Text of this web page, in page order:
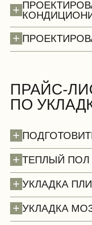
+
+
ПРАЙС-
ПО
+
+ ТЕПЛЫЙ ПОЛ
+ УКЛАДКА
+ УКЛАДКА